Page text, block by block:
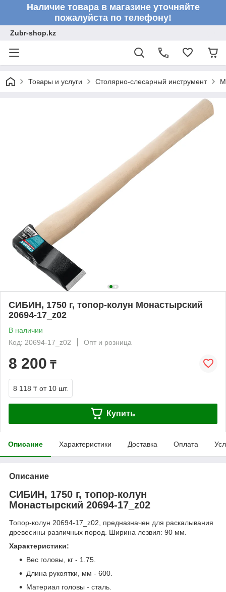
Наличие товара в магазине уточняйте
пожалуйста по телефону!
Zubr-shop.kz
Товары и услуги Столярно-слесарный инструмент
СИБИН, 1750 г, топор-колун Монастырский
20694-17_z02
В наличии
Код: 20694-17_z02
Опт и розница
8 200 ₸
8 118 ₸ от 10 шт.
Купить
Описание Характеристики Доставка Оплата
Описание
СИБИН, 1750 г, топор-колун
Монастырский 20694-17_z02
Топор-колун 20694-17_z02, предназначен для раскалывания
древесины различных пород. Ширина лезвия: 90 мм.
Характеристики:
Вес головы, кг - 1.75.
Длина рукоятки, мм - 600.
Материал головы - сталь.